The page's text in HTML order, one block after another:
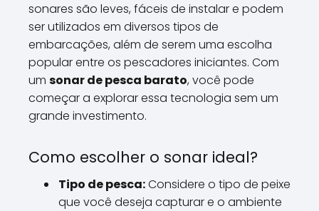
sonares são leves, fáceis de instalar e podem
ser utilizados em diversos tipos de
embarcações, além de serem uma escolha
popular entre os pescadores iniciantes. Com
um sonar de pesca barato, você pode
começar a explorar essa tecnologia sem um
grande investimento.
Como escolher o sonar ideal?
Tipo de pesca:Considere o tipo de peixe
que você deseja capturar e o ambiente